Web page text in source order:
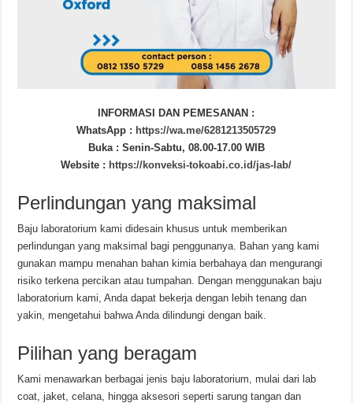
INFORMASI DAN PEMESANAN :
WhatsApp : https://wa.me/6281213505729
Buka : Senin-Sabtu, 08.00-17.00 WIB
Website : https://konveksi-tokoabi.co.id/jas-lab/
Perlindungan yang maksimal
Baju laboratorium kami didesain khusus untuk memberikan
perlindungan yang maksimal bagi penggunanya. Bahan yang kami
gunakan mampu menahan bahan kimia berbahaya dan mengurangi
risiko terkena percikan atau tumpahan. Dengan menggunakan baju
laboratorium kami, Anda dapat bekerja dengan lebih tenang dan
yakin, mengetahui bahwa Anda dilindungi dengan baik.
Pilihan yang beragam
Kami menawarkan berbagai jenis baju laboratorium, mulai dari lab
coat, jaket, celana, hingga aksesori seperti sarung tangan dan